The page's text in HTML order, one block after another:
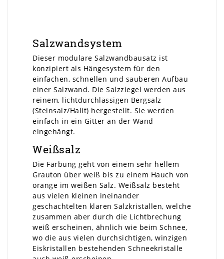
Salzwandsystem
Dieser modulare Salzwandbausatz ist
konzipiert als Hängesystem für den
einfachen, schnellen und sauberen Aufbau
einer Salzwand. Die Salzziegel werden aus
reinem, lichtdurchlässigen Bergsalz
(Steinsalz/Halit) hergestellt. Sie werden
einfach in ein Gitter an der Wand
eingehängt.
Weißsalz
Die Färbung geht von einem sehr hellem
Grauton über weiß bis zu einem Hauch von
orange im weißen Salz. Weißsalz besteht
aus vielen kleinen ineinander
geschachtelten klaren Salzkristallen, welche
zusammen aber durch die Lichtbrechung
weiß erscheinen, ähnlich wie beim Schnee,
wo die aus vielen durchsichtigen, winzigen
Eiskristallen bestehenden Schneekristalle